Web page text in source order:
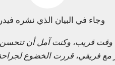
وجاء في البيان الذي نشره
وقت قريب، وكنت آمل أن
مع فريقي، قررت الخضوع